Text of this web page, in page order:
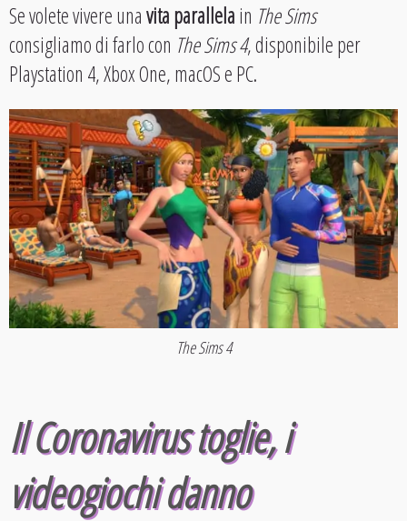
Se volete vivere unavita parallelain The Sims
consigliamo di farlo con The Sims 4, disponibile per
Playstation 4, Xbox One, macOS e PC.
The Sims 4
Il Coronavirus toglie, i
videogiochi danno